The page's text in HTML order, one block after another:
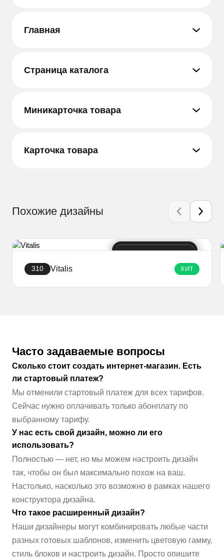
Главная
Страница каталога
Миникарточка товара
Карточка товара
Похожие дизайны
310 Vitalis ХИТ
Часто задаваемые вопросы
Сколько стоит создать интернет-магазин. Есть
ли стартовый платеж?
Мы отменили стартовый платеж для всех тарифов.
Сейчас нужно оплачивать только абонплату по
выбранному тарифу.
У нас есть свой дизайн, можно ли его
использовать?
Полностью — нет, но мы можем настроить дизайн
так, чтобы он был максимально похож на ваш.
Настолько, насколько это возможно в рамках нашего
конструктора дизайна.
Что такое расширенный дизайн?
Наши дизайнеры могут комбинировать любые части
разных готовых шаблонов, изменить цветовую гамму,
стиль блоков и настроить дизайн. Просто опишите